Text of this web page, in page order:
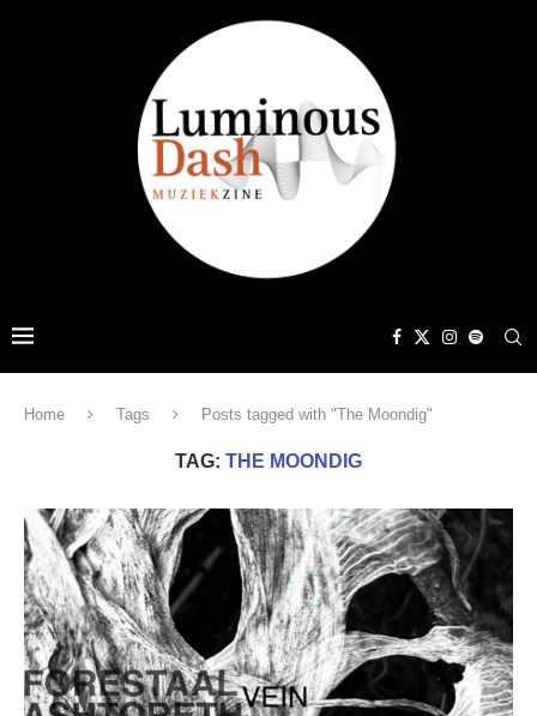
Home Tags Posts tagged with "The Moondig"
TAG: THE MOONDIG